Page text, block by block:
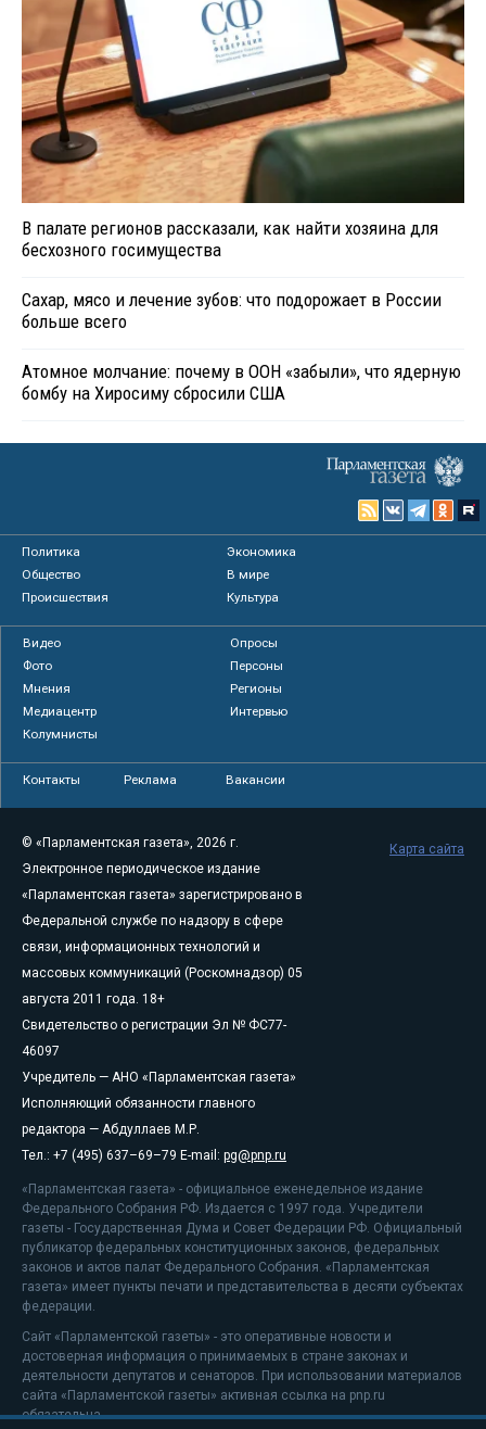
В палате регионов рассказали, как найти хозяина для
бесхозного госимущества
Сахар, мясо и лечение зубов: что подорожает в России
больше всего
Атомное молчание: почему в ООН «забыли», что ядерную
бомбу на Хиросиму сбросили США
Политика
Экономика
Общество
В мире
Происшествия
Культура
Видео
Опросы
Фото
Персоны
Мнения
Регионы
Медиацентр
Интервью
Колумнисты
Контакты Реклама Вакансии
© «Парламентская газета», 2026 г.
Электронное периодическое издание
«Парламентская газета» зарегистрировано в
Федеральной службе по надзору в сфере
связи, информационных технологий и
массовых коммуникаций (Роскомнадзор) 05
августа 2011 года. 18+
Свидетельство о регистрации Эл № ФС77-
46097
Учредитель — АНО «Парламентская газета»
Исполняющий обязанности главного
редактора — Абдуллаев М.Р.
Тел.: +7 (495) 637–69–79 E-mail: pg@pnp.ru
«Парламентская газета» - официальное еженедельное издание
Федерального Собрания РФ. Издается с 1997 года. Учредители
газеты - Государственная Дума и Совет Федерации РФ. Официальный
публикатор федеральных конституционных законов, федеральных
законов и актов палат Федерального Собрания. «Парламентская
газета» имеет пункты печати и представительства в десяти субъектах
федерации.
Сайт «Парламентской газеты» - это оперативные новости и
достоверная информация о принимаемых в стране законах и
деятельности депутатов и сенаторов. При использовании материалов
сайта «Парламентской газеты» активная ссылка на pnp.ru
обязательна.
Карта сайта